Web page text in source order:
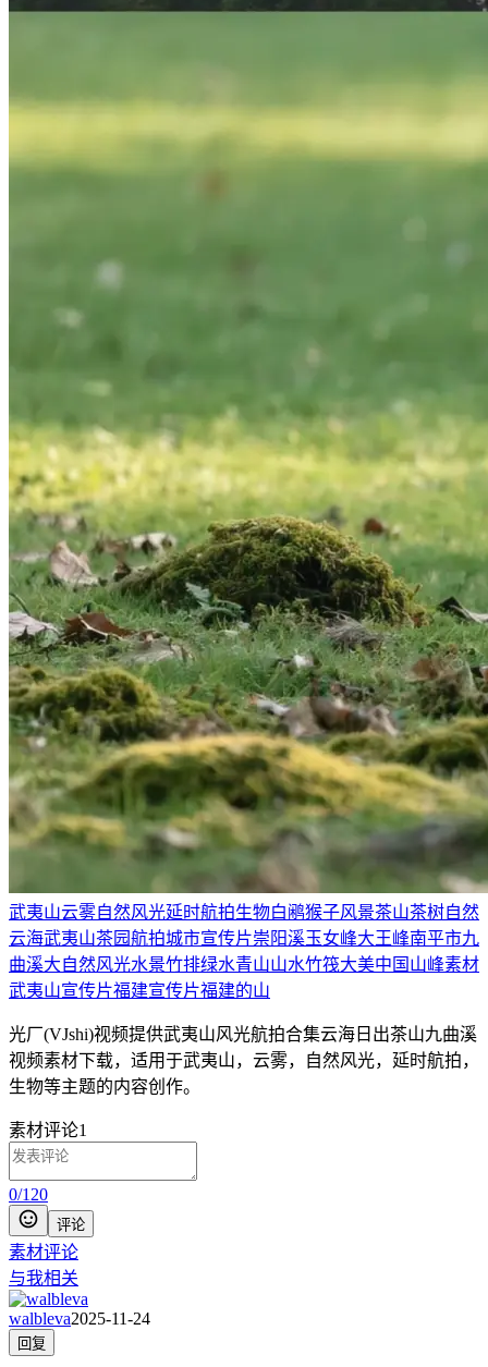
武夷山云雾自然风光延时航拍生物白鹇猴子风景茶山茶树自然
云海武夷山茶园航拍城市宣传片崇阳溪玉女峰大王峰南平市九
曲溪大自然风光水景竹排绿水青山山水竹筏大美中国 山峰素材
武夷山宣传片福建宣传片福建的山
光厂(VJshi)视频提供武夷山风光航拍合集云海日出茶山九曲溪
视频素材下载，适用于武夷山，云雾，自然风光，延时航拍，
生物等主题的内容创作。
素材评论1
0/120
评论
素材评论
与我相关
walbleva2025-11-24
回复